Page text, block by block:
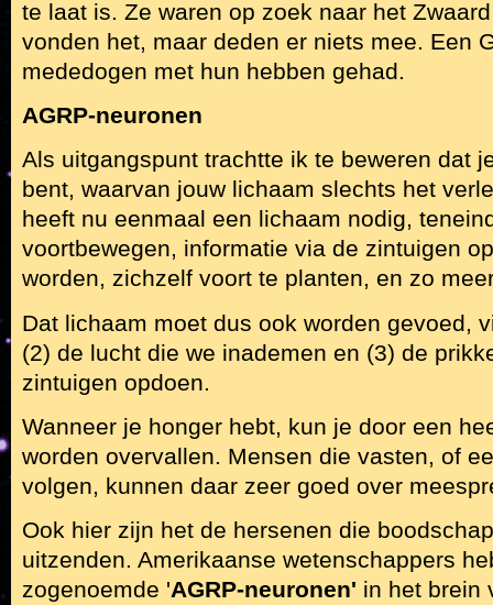
te laat is. Ze waren op zoek naar het
vonden het, maar deden er niets mee. Een
mededogen met hun hebben gehad.
AGRP-neuronen
Als uitgangspunt trachtte ik te beweren dat
bent, waarvan jouw lichaam slechts het
heeft nu eenmaal een lichaam nodig,
voortbewegen, informatie via de zintuigen
worden, zichzelf voort te planten, en zo
Dat lichaam moet dus ook worden gevoed,
(2) de lucht die we inademen en (3) de
zintuigen opdoen.
Wanneer je honger hebt, kun je door een
worden overvallen. Mensen die vasten, of
volgen, kunnen daar zeer goed over
Ook hier zijn het de hersenen die
uitzenden. Amerikaanse wetenschappers
zogenoemde 'AGRP-neuronen' in het brein